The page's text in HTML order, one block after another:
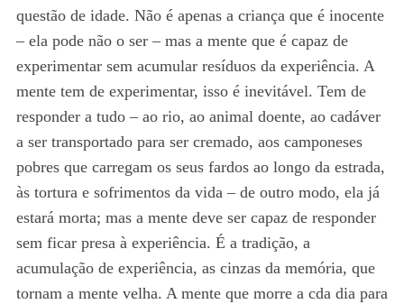
questão de idade. Não é apenas a criança que é inocente
– ela pode não o ser – mas a mente que é capaz de
experimentar sem acumular resíduos da experiência. A
mente tem de experimentar, isso é inevitável. Tem de
responder a tudo – ao rio, ao animal doente, ao cadáver
a ser transportado para ser cremado, aos camponeses
pobres que carregam os seus fardos ao longo da estrada,
às tortura e sofrimentos da vida – de outro modo, ela já
estará morta; mas a mente deve ser capaz de responder
sem ficar presa à experiência. É a tradição, a
acumulação de experiência, as cinzas da memória, que
tornam a mente velha. A mente que morre a cda dia para